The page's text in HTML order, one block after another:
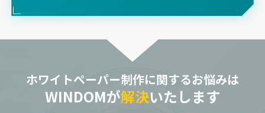
ホワイトペーパー制作に関するお悩みは
WINDOMが解決いたします